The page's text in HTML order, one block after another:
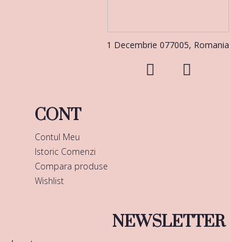
1 Decembrie 077005, Romania
CONT
Contul Meu
Istoric Comenzi
Compara produse
Wishlist
NEWSLETTER